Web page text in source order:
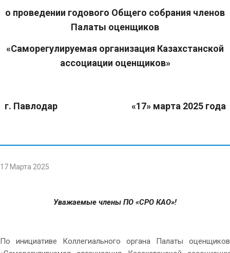
о проведении годового Общего собрания членов
Палаты оценщиков
«Саморегулируемая организация Казахстанской
ассоциации оценщиков»
г. Павлодар «17» марта 2025 года
17 Марта 2025
Уважаемые члены ПО «СРО КАО»!
По инициативе Коллегиального органа Палаты оценщиков